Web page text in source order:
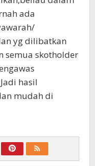
ada
yg dilibatkan
semua skotholder
hasil
mudah di